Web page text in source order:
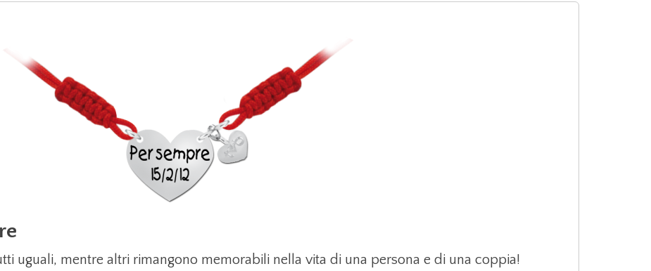
uguali, mentre altri rimangono memorabili nella vita di una persona e di una coppia!